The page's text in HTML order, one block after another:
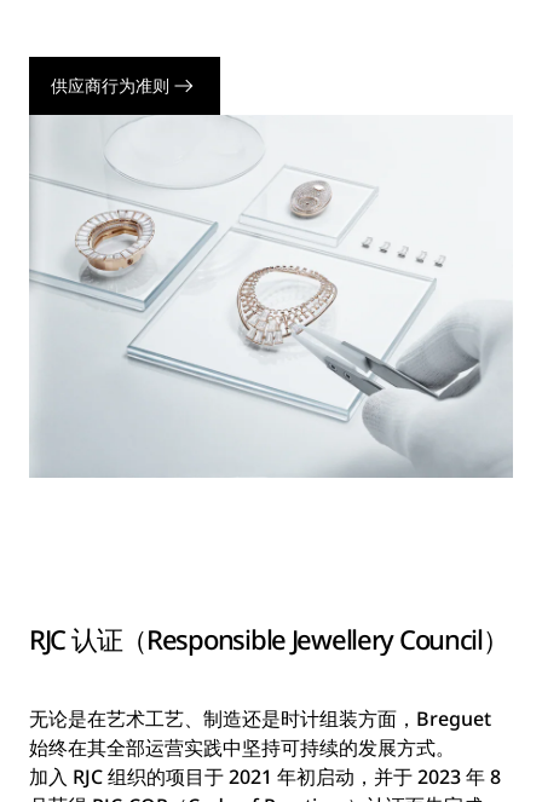
供应商行为准则
RJC 认证（Responsible Jewellery Council）
无论是在艺术工艺、制造还是时计组装方面，Breguet
始终在其全部运营实践中坚持可持续的发展方式。
加入 RJC 组织的项目于 2021 年初启动，并于 2023 年 8